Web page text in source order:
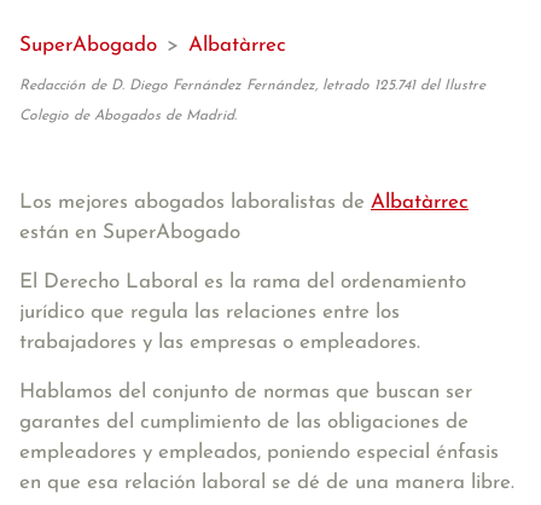
SuperAbogado > Albatàrrec
Redacción de D. Diego Fernández Fernández, letrado 125.741 del Ilustre
Colegio de Abogados de Madrid.
Los mejores abogados laboralistas de Albatàrrec
están en SuperAbogado
El Derecho Laboral es la rama del ordenamiento
jurídico que regula las relaciones entre los
trabajadores y las empresas o empleadores.
Hablamos del conjunto de normas que buscan ser
garantes del cumplimiento de las obligaciones de
empleadores y empleados, poniendo especial énfasis
en que esa relación laboral se dé de una manera libre.